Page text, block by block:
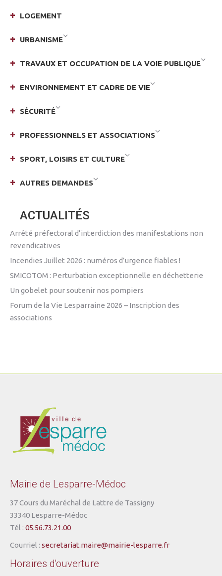
LOGEMENT
URBANISME
TRAVAUX ET OCCUPATION DE LA VOIE PUBLIQUE
ENVIRONNEMENT ET CADRE DE VIE
SÉCURITÉ
PROFESSIONNELS ET ASSOCIATIONS
SPORT, LOISIRS ET CULTURE
AUTRES DEMANDES
ACTUALITÉS
Arrêté préfectoral d’interdiction des manifestations non
revendicatives
Incendies Juillet 2026 : numéros d’urgence fiables !
SMICOTOM : Perturbation exceptionnelle en déchetterie
Un gobelet pour soutenir nos pompiers
Forum de la Vie Lesparraine 2026 – Inscription des
associations
Mairie de Lesparre-Médoc
37 Cours du Maréchal de Lattre de Tassigny
33340 Lesparre-Médoc
Tél : 05.56.73.21.00
Courriel : secretariat.maire@mairie-lesparre.fr
Horaires d'ouverture